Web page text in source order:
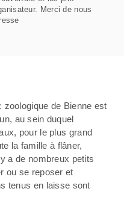
Merci de nous
zoologique de Bienne est
au sein duquel
pour le plus grand
la famille à flâner,
a de nombreux petits
ou se reposer et
tenus en laisse sont